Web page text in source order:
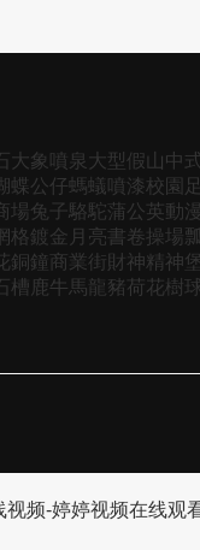
大象 噴泉 大型假山中
蝶 公仔螞蟻 噴漆校園
場兔子 駱駝蒲公英動漫
格鍍金 月亮書卷操場
銅鐘 商業街 財神精神
槽 鹿牛馬 龍豬荷花樹
频-婷婷视频在线